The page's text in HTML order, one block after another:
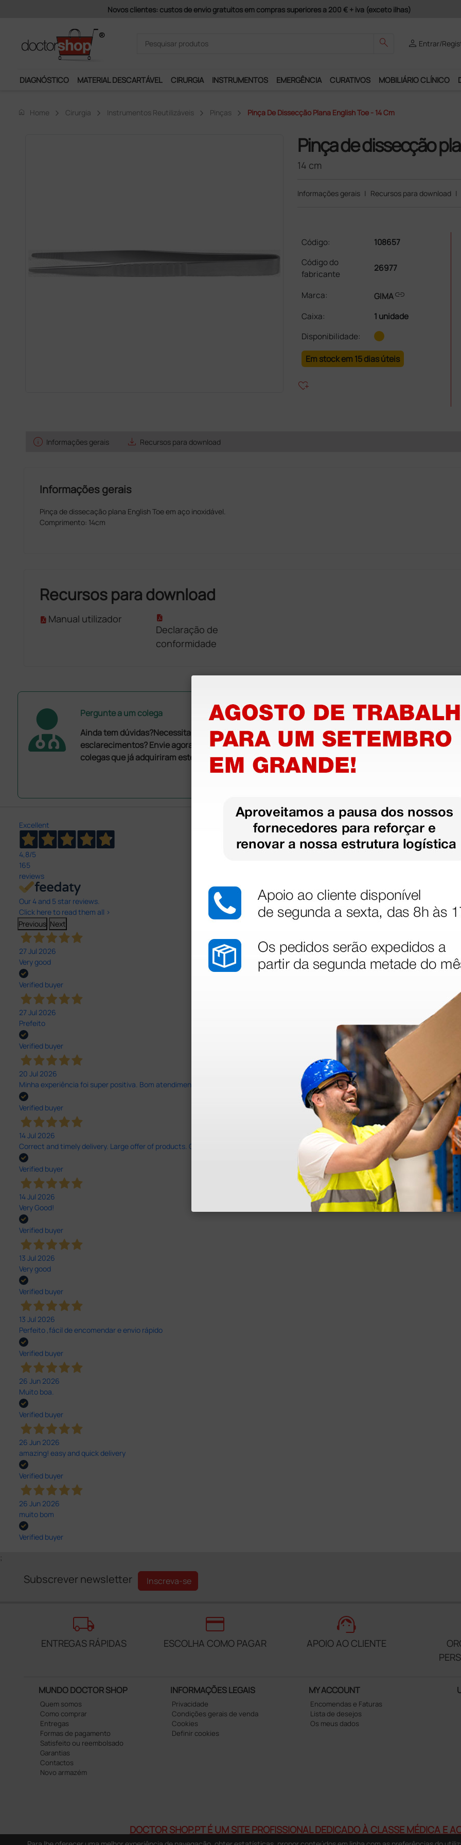
a 200 € + iva (exceto ilhas)
search person Entrar/
DIAGNÓSTICO MATERIAL DESCARTÁVEL CIRURGIA INSTRUMENTOS EMERGÊNCIA CURATIVOS MOBILIÁRIO CLÍNICO
home Home Cirurgia Instrumentos Reutilizáveis Pinças Pinça De Dissecção Plana English Toe - 14 Cm
Pinça de dissecção
14 cm
Informações gerais | Recursos para download |
Código:
108657
Código do
fabricante
26977
Marca: GIMAlink
Caixa:
1 unidade
Disponibilidade:
Em stock em 15 dias úteis
heart_plus
info Informações gerais save_alt Recursos para download
Informações gerais
Pinça de dissecação plana English Toe em aço inoxidável.
Comprimento: 14cm
Recursos para download
Manual utilizador
Declaração de
conformidade
Pergunte a um colega
Ainda tem dúvidas?Necessita de mais
esclarecimentos? Envie agora a sua questão aos
colegas que já adquiriram este produto.
Excellent
4,8/5
165
reviews
Our 4 and 5 star reviews.
Click here to read them all >
Previous Next
27 Jul 2026
Very good
Verified buyer
27 Jul 2026
Prefeito
Verified buyer
20 Jul 2026
Minha experiência foi super positiva. Bom atendimento e recebi dentro do prazo. Obrigada.
Verified buyer
14 Jul 2026
Correct and timely delivery. Large offer of products. Good service!
Verified buyer
14 Jul 2026
Very Good!
Verified buyer
13 Jul 2026
Very good
Verified buyer
13 Jul 2026
Perfeito ,fácil de encomendar e envio rápido
Verified buyer
26 Jun 2026
Muito boa.
Verified buyer
26 Jun 2026
amazing! easy and quick delivery
Verified buyer
26 Jun 2026
muito bom
Verified buyer
;
Subscrever newsletter Inscreva-se
local_shipping
ENTREGAS RÁPIDAS
credit_card
ESCOLHA COMO PAGAR
support_agent
APOIO AO CLIENTE
MUNDO DOCTOR SHOP
Quem somos
Como comprar
Entregas
Formas de pagamento
Satisfeito ou reembolsado
Garantias
Contactos
Novo armazém
INFORMAÇÕES LEGAIS
Privacidade
Condições gerais de venda
Cookies
Definir cookies
MY ACCOUNT
Encomendas e Faturas
Lista de desejos
Os meus dados
DOCTOR SHOP.PT É UM SITE PROFISSIONAL DEDICADO À CLASSE MÉDICA E